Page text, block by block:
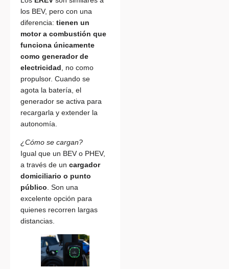
los BEV, pero con una
diferencia: tienen un
motor a combustión que
funciona únicamente
como generador de
electricidad , no como
propulsor. Cuando se
agota la batería, el
generador se activa para
recargarla y extender la
autonomía.
¿Cómo se cargan?
Igual que un BEV o PHEV,
a través de un cargador
domiciliario o punto
público. Son una
excelente opción para
quienes recorren largas
distancias.